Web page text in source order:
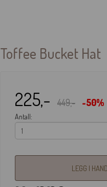
Toffee Bucket Hat
225,- 449,- -50%
Antall:
LEGG I